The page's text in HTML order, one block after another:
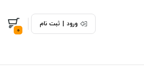
ورود | ثبت نام
0